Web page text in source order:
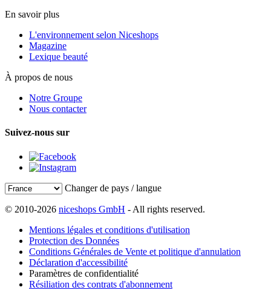
En savoir plus
L'environnement selon Niceshops
Magazine
Lexique beauté
À propos de nous
Notre Groupe
Nous contacter
Suivez-nous sur
Changer de pays / langue
© 2010-2026 niceshops GmbH - All rights reserved.
Mentions légales et conditions d'utilisation
Protection des Données
Conditions Générales de Vente et politique d'annulation
Déclaration d'accessibilité
Paramètres de confidentialité
Résiliation des contrats d'abonnement